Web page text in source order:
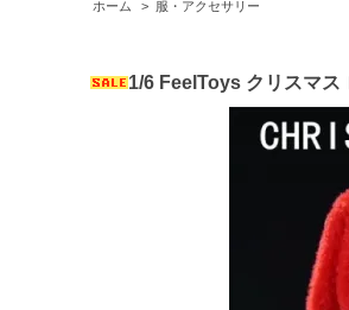
ホーム
> 服・アクセサリー
1/6 FeelToys クリスマス